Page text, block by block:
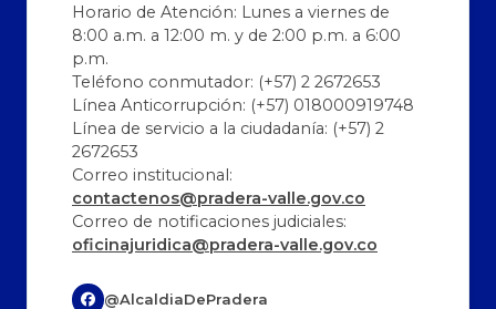
Horario de Atención: Lunes a viernes de
8:00 a.m. a 12:00 m. y de 2:00 p.m. a 6:00
p.m.
Teléfono conmutador: (+57) 2 2672653
Línea Anticorrupción: (+57) 018000919748
Línea de servicio a la ciudadanía: (+57) 2
2672653
Correo institucional:
contactenos@pradera-valle.gov.co
Correo de notificaciones judiciales:
oficinajuridica@pradera-valle.gov.co
@AlcaldiaDePradera